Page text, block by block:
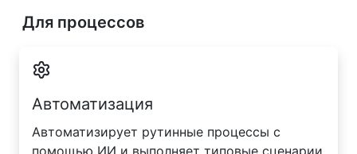
Для процессов
Автоматизация
Автоматизирует рутинные процессы с